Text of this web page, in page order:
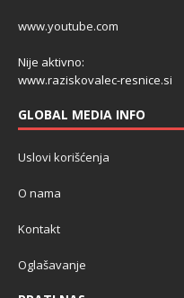
www.youtube.com
Nije aktivno:
www.raziskovalec-resnice.si
GLOBAL MEDIA INFO
Uslovi korišćenja
O nama
Kontakt
Oglašavanje